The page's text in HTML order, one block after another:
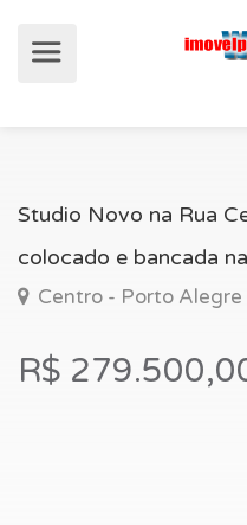
Studio Novo na Rua
colocado e bancada
Centro - Porto
R$